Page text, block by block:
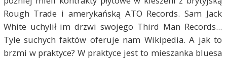
Rough Trade i amerykańską ATO Records. Sam Jack
White uchylił im drzwi swojego Third Man Records...
Tyle suchych faktów oferuje nam Wikipedia. A jak to
brzmi w praktyce? W praktyce jest to mieszanka bluesa